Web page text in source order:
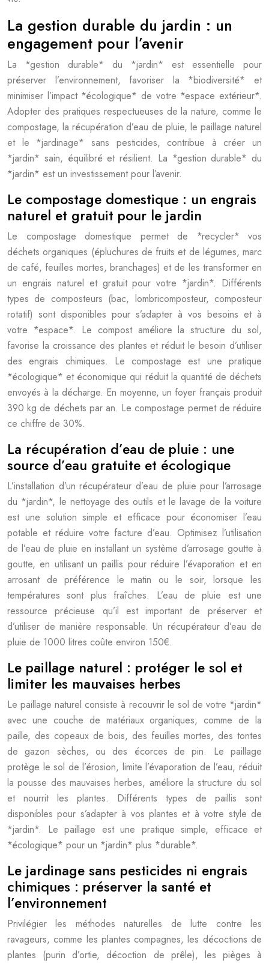
La gestion durable du jardin : un
engagement pour l’avenir
La *gestion durable* du *jardin* est essentielle pour
préserver l’environnement, favoriser la *biodiversité* et
minimiser l’impact *écologique* de votre *espace extérieur*.
Adopter des pratiques respectueuses de la nature, comme le
compostage, la récupération d’eau de pluie, le paillage naturel
et le *jardinage* sans pesticides, contribue à créer un
*jardin* sain, équilibré et résilient. La *gestion durable* du
*jardin* est un investissement pour l’avenir.
Le compostage domestique : un engrais
naturel et gratuit pour le jardin
Le compostage domestique permet de *recycler* vos
déchets organiques (épluchures de fruits et de légumes, marc
de café, feuilles mortes, branchages) et de les transformer en
un engrais naturel et gratuit pour votre *jardin*. Différents
types de composteurs (bac, lombricomposteur, composteur
rotatif) sont disponibles pour s’adapter à vos besoins et à
votre *espace*. Le compost améliore la structure du sol,
favorise la croissance des plantes et réduit le besoin d’utiliser
des engrais chimiques. Le compostage est une pratique
*écologique* et économique qui réduit la quantité de déchets
envoyés à la décharge. En moyenne, un foyer français produit
390 kg de déchets par an. Le compostage permet de réduire
ce chiffre de 30%.
La récupération d’eau de pluie : une
source d’eau gratuite et écologique
L’installation d’un récupérateur d’eau de pluie pour l’arrosage
du *jardin*, le nettoyage des outils et le lavage de la voiture
est une solution simple et efficace pour économiser l’eau
potable et réduire votre facture d’eau. Optimisez l’utilisation
de l’eau de pluie en installant un système d’arrosage goutte à
goutte, en utilisant un paillis pour réduire l’évaporation et en
arrosant de préférence le matin ou le soir, lorsque les
températures sont plus fraîches. L’eau de pluie est une
ressource précieuse qu’il est important de préserver et
d’utiliser de manière responsable. Un récupérateur d’eau de
pluie de 1000 litres coûte environ 150€.
Le paillage naturel : protéger le sol et
limiter les mauvaises herbes
Le paillage naturel consiste à recouvrir le sol de votre *jardin*
avec une couche de matériaux organiques, comme de la
paille, des copeaux de bois, des feuilles mortes, des tontes
de gazon sèches, ou des écorces de pin. Le paillage
protège le sol de l’érosion, limite l’évaporation de l’eau, réduit
la pousse des mauvaises herbes, améliore la structure du sol
et nourrit les plantes. Différents types de paillis sont
disponibles pour s’adapter à vos plantes et à votre style de
*jardin*. Le paillage est une pratique simple, efficace et
*écologique* pour un *jardin* plus *durable*.
Le jardinage sans pesticides ni engrais
chimiques : préserver la santé et
l’environnement
Privilégier les méthodes naturelles de lutte contre les
ravageurs, comme les plantes compagnes, les décoctions de
plantes (purin d’ortie, décoction de prêle), les pièges à